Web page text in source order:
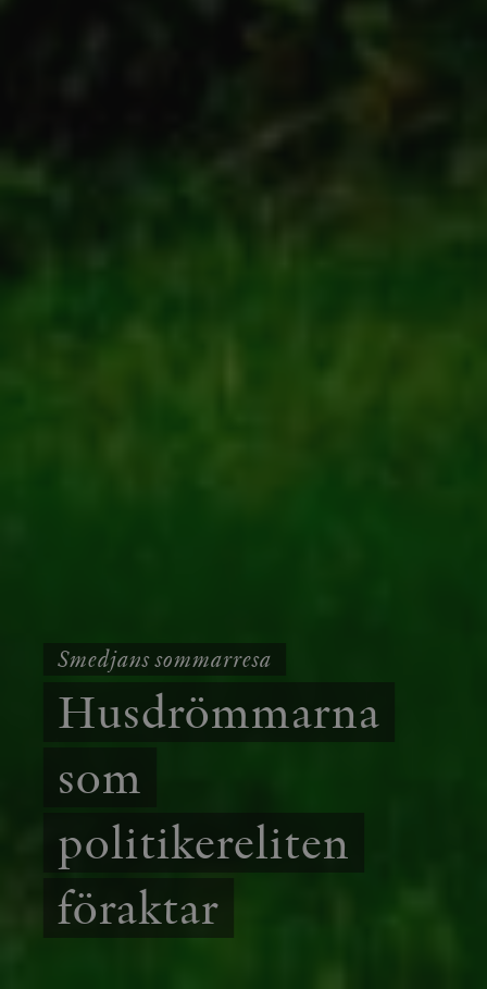
Smedjans sommarresa
Husdrömmarna
som
politikereliten
föraktar